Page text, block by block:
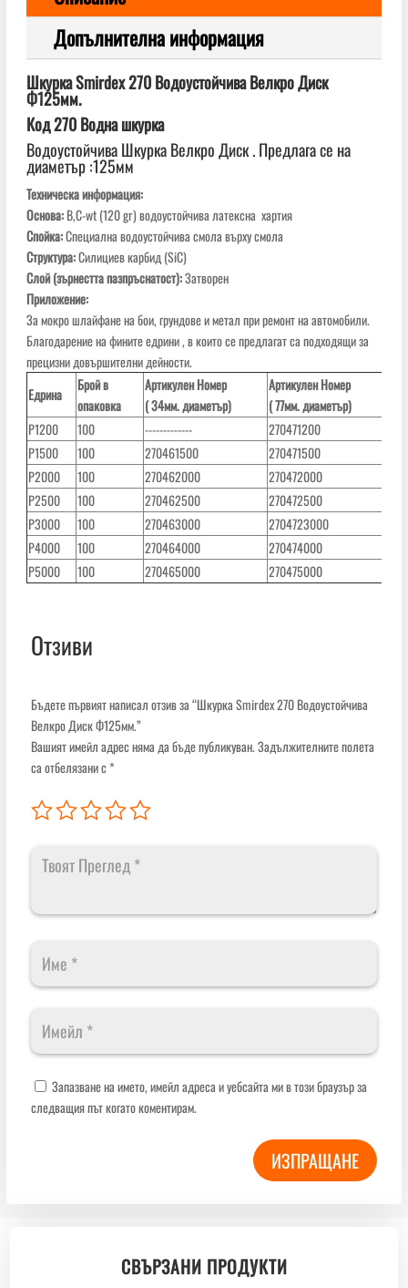
Допълнителна информация
Шкурка Smirdex 270 Водоустойчива Велкро Диск
Ф125мм.
Код 270 Водна шкурка
Водоустойчива Шкурка Велкро Диск . Предлага се на
диаметър :125мм
Техническа информация:
Основа:B,C-wt (120 gr) водоустойчива латексна хартия
Спойка:Специална водоустойчива смола върху смола
Структура:Силициев карбид (SiC)
Слой (зърнесттапазпръснатост):Затворен
Приложение:
За мокро шлайфане на бои, грундове и метал при ремонт на автомобили.
Благодарение на фините едрини , в които се предлагат са подходящи за
прецизни довършителни дейности.
Едрина
Брой в
опаковка
АртикуленНомер
( 34мм. диаметър)
АртикуленНомер
( 77мм. диаметър)
P1200
100 ------------- 270471200
P1500
100 270461500 270471500
P2000
100 270462000 270472000
P2500
100 270462500 270472500
P3000
100 270463000 2704723000
P4000
100 270464000 270474000
P5000
100 270465000 270475000
Отзиви
Бъдете първият написал отзив за “Шкурка Smirdex 270 Водоустойчива
Велкро Диск Ф125мм.”
Вашият имейл адрес няма да бъде публикуван.Задължителните полета
са отбелязани с*
Запазване на името, имейл адреса и уебсайта ми в този браузър за
следващия път когато коментирам.
ИЗПРАЩАНЕ
СВЪРЗАНИ ПРОДУКТИ